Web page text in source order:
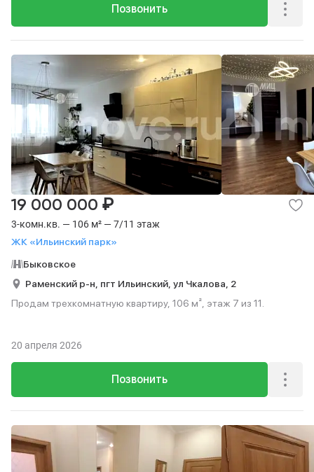
Позвонить
3-комн.кв. — 106 м² — 7/11 этаж
ЖК «Ильинский парк»
19 000 000 ₽
Быковское
Раменский р-н, пгт Ильинский, ул Чкалова, 2
Продам трехкомнатную квартиру, 106 м², этаж 7 из 11.
Позвонить
20 апреля 2026